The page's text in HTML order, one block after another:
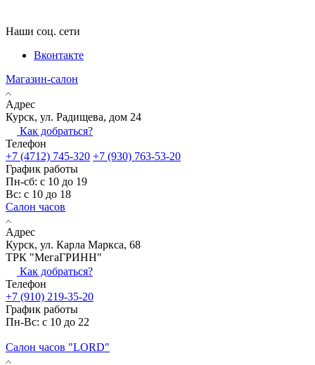
Наши соц. сети
Вконтакте
Магазин-салон
Адрес
Курск, ул. Радищева, дом 24
Как добраться?
Телефон
+7 (4712) 745-320 +7 (930) 763-53-20
График работы
Пн-сб: с 10 до 19
Вс: с 10 до 18
Салон часов
Адрес
Курск, ул. Карла Маркса, 68
ТРК "МегаГРИНН"
Как добраться?
Телефон
+7 (910) 219-35-20
График работы
Пн-Вс: с 10 до 22
Салон часов "LORD"